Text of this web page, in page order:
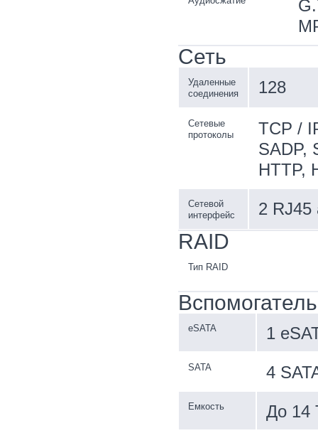
Сеть
Удаленные
соединения
128
Сетевые
протоколы
TCP /
SADP,
HTTP,
Сетевой
интерфейс
2 RJ45
RAID
Тип RAID
eSATA 1
SATA 4
Емкость До 14